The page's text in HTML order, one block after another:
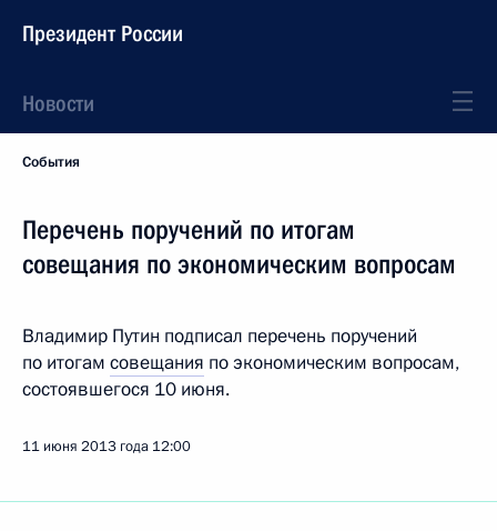
Президент России
Новости
События
Перечень поручений по итогам
совещания по экономическим вопросам
Владимир Путин подписал перечень поручений
по итогам совещания по экономическим вопросам,
состоявшегося 10 июня.
11 июня 2013 года 12:00